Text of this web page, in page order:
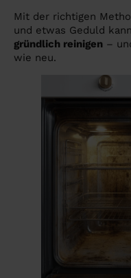
Mit der richtigen
und etwas Geduld
gründlich reinigen –
wie neu.